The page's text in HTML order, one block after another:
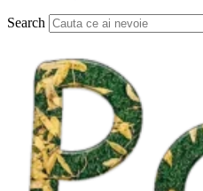
Search